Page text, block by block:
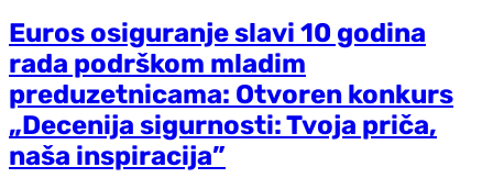
Euros osiguranje slavi 10 godina
rada podrškom mladim
preduzetnicama: Otvoren konkurs
„Decenija sigurnosti: Tvoja priča,
naša inspiracija”